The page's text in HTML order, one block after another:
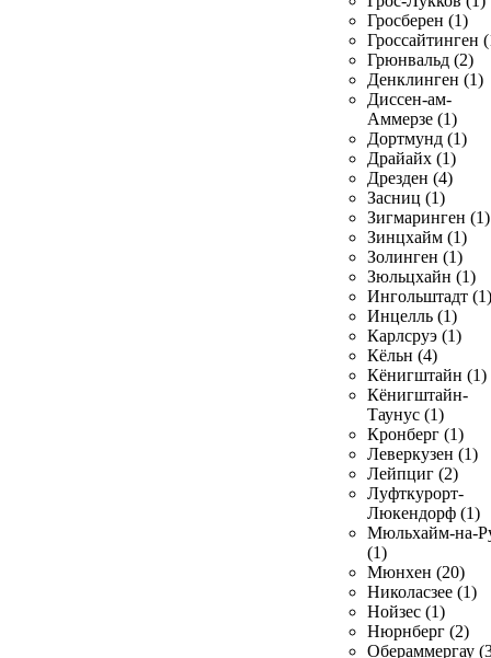
Гросберен (1)
Гроссайтинген
Грюнвальд (2)
Денклинген (1)
Диссен-ам-
Аммерзе (1)
Дортмунд (1)
Драйайх (1)
Дрезден (4)
Засниц (1)
Зигмаринген (1)
Зинцхайм (1)
Золинген (1)
Зюльцхайн (1)
Ингольштадт (1)
Инцелль (1)
Карлсруэ (1)
Кёльн (4)
Кёнигштайн (1)
Кёнигштайн-
Таунус (1)
Кронберг (1)
Леверкузен (1)
Лейпциг (2)
Луфткурорт-
Люкендорф (1)
Мюльхайм-на-
(1)
Мюнхен (20)
Николасзее (1)
Нойзес (1)
Нюрнберг (2)
Обераммергау